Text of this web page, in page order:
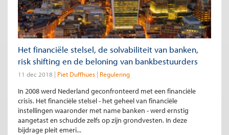
Het financiële stelsel, de solvabiliteit van banken,
risk shifting en de beloning van bankbestuurders
11 dec 2018 Piet Duffhues Regulering
In 2008 werd Nederland geconfronteerd met een financiële
crisis. Het financiële stelsel - het geheel van financiële
instellingen waaronder met name banken - werd ernstig
aangetast en schudde zelfs op zijn grondvesten. In deze
bijdrage pleit emeri...